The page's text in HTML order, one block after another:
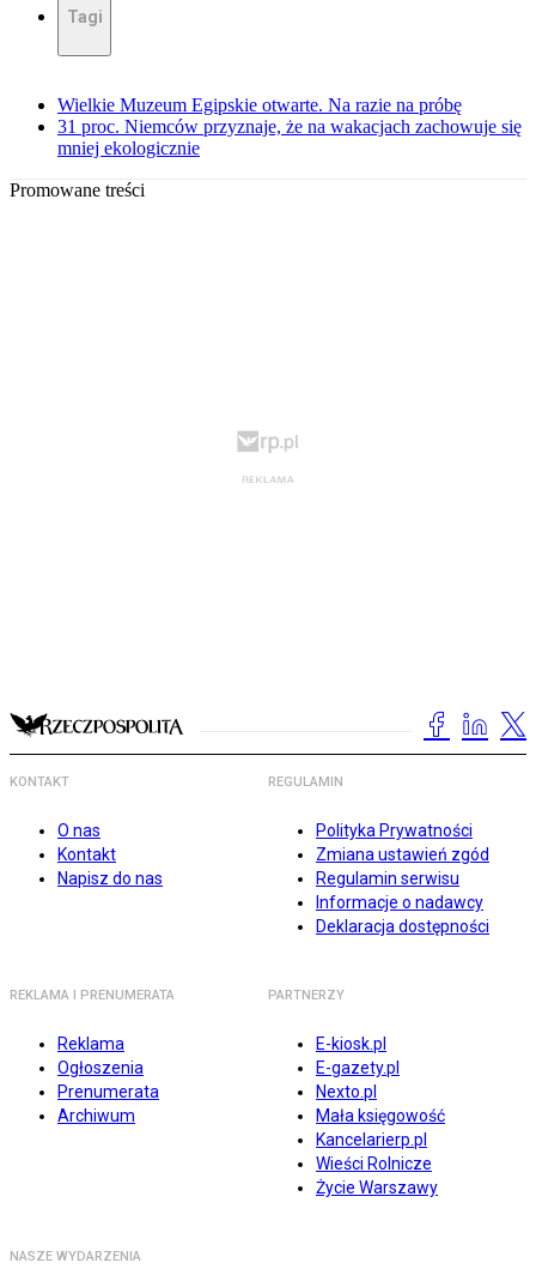
Tagi
Wielkie Muzeum Egipskie otwarte. Na razie na próbę
31 proc. Niemców przyznaje, że na wakacjach zachowuje się
mniej ekologicznie
Promowane treści
KONTAKT
O nas
Kontakt
Napisz do nas
REGULAMIN
Polityka Prywatności
Zmiana ustawień zgód
Regulamin serwisu
Informacje o nadawcy
Deklaracja dostępności
REKLAMA I PRENUMERATA
Reklama
Ogłoszenia
Prenumerata
Archiwum
PARTNERZY
E-kiosk.pl
E-gazety.pl
Nexto.pl
Mała księgowość
Kancelarierp.pl
Wieści Rolnicze
Życie Warszawy
NASZE WYDARZENIA